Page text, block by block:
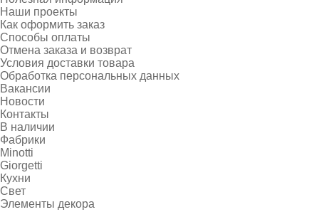
Наши проекты
Как оформить заказ
Способы оплаты
Отмена заказа и возврат
Условия доставки товара
Обработка персональных данных
Вакансии
Новости
Контакты
В наличии
Фабрики
Minotti
Giorgetti
Кухни
Свет
Элементы декора